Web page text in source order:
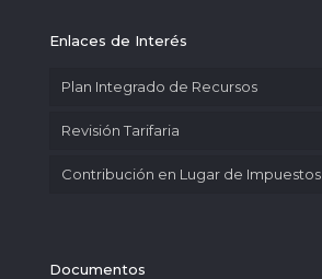
Enlaces de Interés
Plan Integrado de Recursos
Revisión Tarifaria
Contribución en Lugar de Impuestos
Documentos